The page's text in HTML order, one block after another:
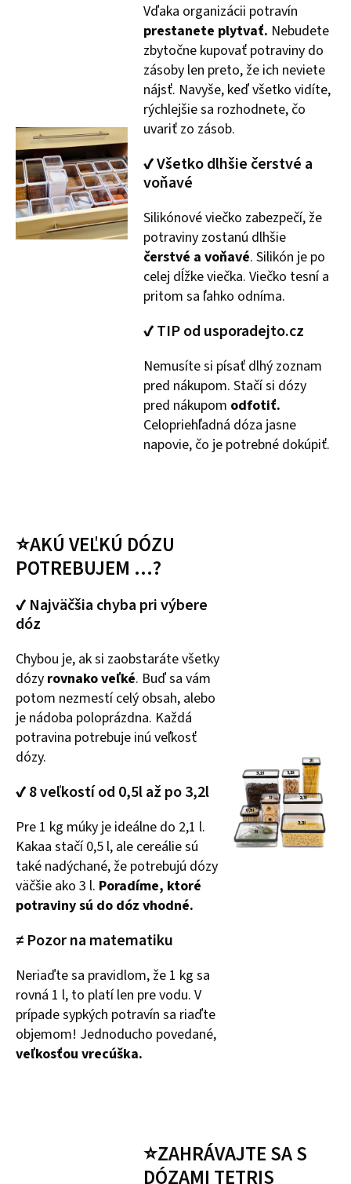
Vďaka organizácii potravín
prestanete plytvať. Nebudete
zbytočne kupovať potraviny do
zásoby len preto, že ich neviete
nájsť. Navyše, keď všetko vidíte,
rýchlejšie sa rozhodnete, čo
uvariť zo zásob.
✔ Všetko dlhšie čerstvé a
voňavé
Silikónové viečko zabezpečí, že
potraviny zostanú dlhšie
čerstvé a voňavé. Silikón je po
celej dĺžke viečka. Viečko tesní a
pritom sa ľahko odníma.
✔ TIP od usporadejto.cz
Nemusíte si písať dlhý zoznam
pred nákupom. Stačí si dózy
pred nákupom odfotiť.
Celopriehľadná dóza jasne
napovie, čo je potrebné dokúpiť.
⭐AKÚ VEĽKÚ DÓZU
POTREBUJEM ...?
✔ Najväčšia chyba pri výbere
dóz
Chybou je, ak si zaobstaráte všetky
dózy rovnako veľké. Buď sa vám
potom nezmestí celý obsah, alebo
je nádoba poloprázdna. Každá
potravina potrebuje inú veľkosť
dózy.
✔ 8 veľkostí od 0,5l až po 3,2l
Pre 1 kg múky je ideálne do 2,1 l.
Kakaa stačí 0,5 l, ale cereálie sú
také nadýchané, že potrebujú dózy
väčšie ako 3 l. Poradíme, ktoré
potraviny sú do dóz vhodné.
≠ Pozor na matematiku
Neriaďte sa pravidlom, že 1 kg sa
rovná 1 l, to platí len pre vodu. V
prípade sypkých potravín sa riaďte
objemom! Jednoducho povedané,
veľkosťou vrecúška.
⭐ZAHRÁVAJTE SA S
DÓZAMI TETRIS